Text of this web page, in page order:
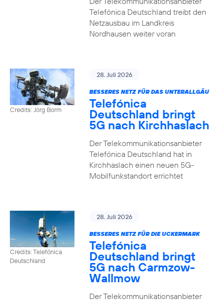
Telefónica Deutschland treibt den
Netzausbau im Landkreis
Nordhausen weiter voran
Credits: Jörg Borm
28. Juli 2026
BESSERES NETZ FÜR DAS UNTERALLGÄU
Telefónica
Deutschland bringt
5G nach Kirchhaslach
Der Telekommunikationsanbieter
Telefónica Deutschland hat in
Kirchhaslach einen neuen 5G-
Mobilfunkstandort errichtet
Credits: Telefónica
Deutschland
28. Juli 2026
BESSERES NETZ FÜR DIE UCKERMARK
Telefónica
Deutschland bringt
5G nach Carmzow-
Wallmow
Der Telekommunikationsanbieter